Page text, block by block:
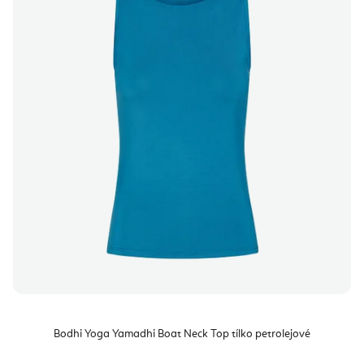
Bodhi Yoga Yamadhi Boat Neck Top tílko petrolejové